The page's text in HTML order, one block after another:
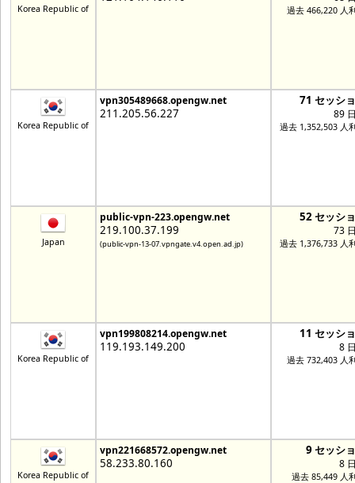
Korea Republic of 過去 466,220 人
Korea Republic of
vpn305489668.opengw.net
211.205.56.227
71 セッシ
89
過去 1,352,503 人
Japan
public-vpn-223.opengw.net
219.100.37.199
(public-vpn-13-07.vpngate.v4.open.ad.jp)
52 セッシ
73
過去 1,376,733 人
Korea Republic of
vpn199808214.opengw.net
119.193.149.200
11 セッシ
8
過去 732,403 人
Korea Republic of
vpn221668572.opengw.net
58.233.80.160
9 セッシ
8
過去 85,449 人